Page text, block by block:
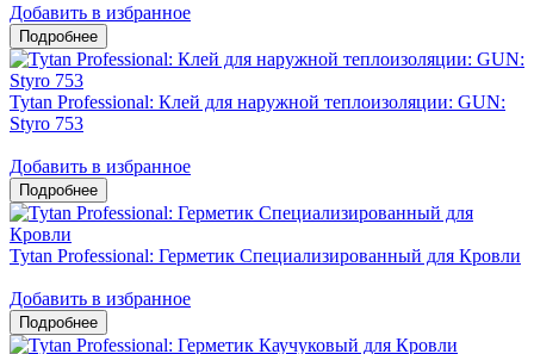
Добавить в избранное
Tytan Professional: Клей для наружной теплоизоляции: GUN:
Styro 753
Добавить в избранное
Tytan Professional: Герметик Специализированный для Кровли
Добавить в избранное